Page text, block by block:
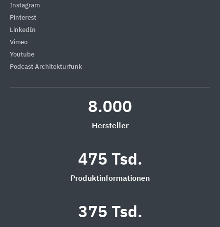
Instagram
Pinterest
LinkedIn
Vimeo
Youtube
Podcast Architekturfunk
8.000
Hersteller
475 Tsd.
Produktinformationen
375 Tsd.